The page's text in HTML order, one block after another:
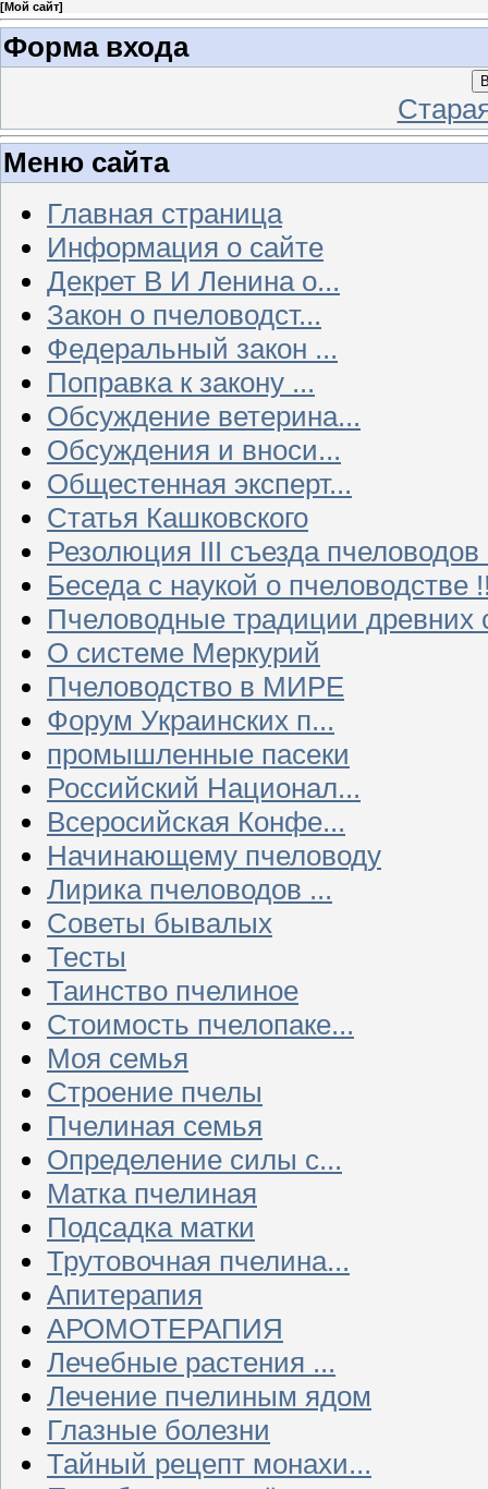
[Мой сайт]
Форма входа
Меню сайта
Главная страница
Информация о сайте
Декрет В И Ленина о...
Закон о пчеловодст...
Федеральный закон ...
Поправка к закону ...
Обсуждение ветерина...
Обсуждения и вноси...
Общестенная эксперт...
Статья Кашковского
Резолюция III съезда
Беседа с наукой о пчеловодстве
Пчеловодные традиции древних
О системе Меркурий
Пчеловодство в МИРЕ
Форум Украинских п...
промышленные пасеки
Российский Национал...
Всеросийская Конфе...
Начинающему пчеловоду
Лирика пчеловодов ...
Советы бывалых
Тесты
Таинство пчелиное
Стоимость пчелопаке...
Моя семья
Строение пчелы
Пчелиная семья
Определение силы с...
Матка пчелиная
Подсадка матки
Трутовочная пчелина...
Апитерапия
АРОМОТЕРАПИЯ
Лечебные растения ...
Лечение пчелиным ядом
Глазные болезни
Тайный рецепт монахи...